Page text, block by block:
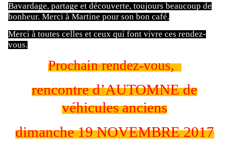
Bavardage, partage et découverte, toujours beaucoup de
bonheur. Merci à Martine pour son bon café.
Merci à toutes celles et ceux qui font vivre ces rendez-
vous.
Prochain rendez-vous,
rencontre d’AUTOMNE de
véhicules anciens
dimanche 19 NOVEMBRE 2017